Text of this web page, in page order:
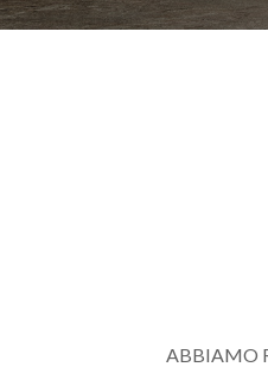
ABBIAMO